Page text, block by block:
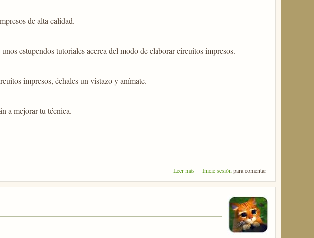
de alta calidad.
estupendos tutoriales acerca del modo de elaborar circuitos impresos.
impresos, échales un vistazo y anímate.
a mejorar tu técnica.
Leer más sobre Elaboración de Circuitos
Inicie sesión para comentar